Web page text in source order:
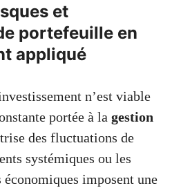
et
portefeuille en
appliqué
n’est viable
portée à la gestion
des fluctuations de
systémiques ou les
imposent une